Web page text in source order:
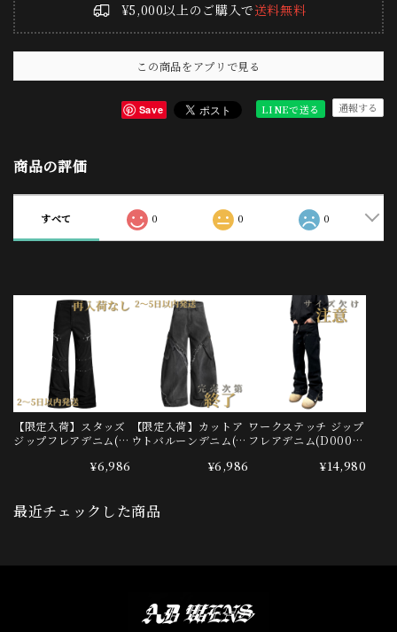
¥5,000以上のご購入で送料無料
この商品をアプリで見る
Save LINEで送る 通報する
商品の評価
すべて 0 0 0
【限定入荷】スタッズ
ジップフレアデニム(O
¥6,986
【限定入荷】カットア
ウトバルーンデニム(O
¥6,986
ワークステッチ ジップ
フレアデニム(D0001
¥14,980
最近チェックした商品